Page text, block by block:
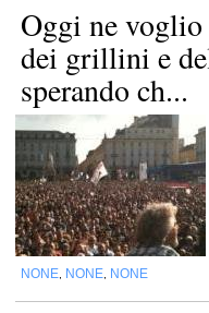
Oggi ne voglio
dei grillini e
sperando ch...
NONE NONE NONE